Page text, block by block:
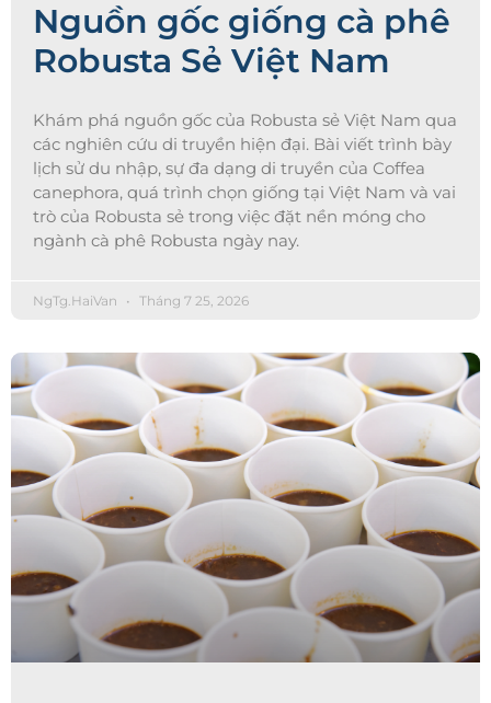
Nguồn gốc giống cà phê
Robusta Sẻ Việt Nam
Khám phá nguồn gốc của Robusta sẻ Việt Nam qua
các nghiên cứu di truyền hiện đại. Bài viết trình bày
lịch sử du nhập, sự đa dạng di truyền của Coffea
canephora, quá trình chọn giống tại Việt Nam và vai
trò của Robusta sẻ trong việc đặt nền móng cho
ngành cà phê Robusta ngày nay.
NgTg.HaiVan Tháng 7 25, 2026